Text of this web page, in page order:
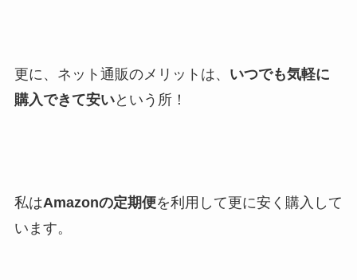
更に、ネット通販のメリットは、 いつでも気軽に
購入できて安いという所！
私はAmazonの定期便を利用して更に安く購入して
います。